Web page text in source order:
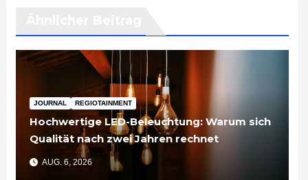
JOURNAL REGIOTAINMENT
Hochwertige LED-Beleuchtung: Warum sich
Qualität nach zwei Jahren rechnet
AUG. 6, 2026